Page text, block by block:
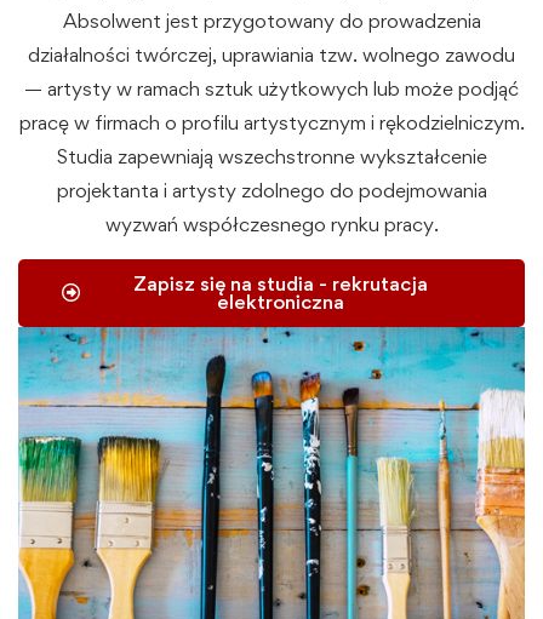
Absolwent jest przygotowany do prowadzenia
działalności twórczej, uprawiania tzw. wolnego zawodu
— artysty w ramach sztuk użytkowych lub może podjąć
pracę w firmach o profilu artystycznym i rękodzielniczym.
Studia zapewniają wszechstronne wykształcenie
projektanta i artysty zdolnego do podejmowania
wyzwań współczesnego rynku pracy.
Zapisz się na studia - rekrutacja
elektroniczna